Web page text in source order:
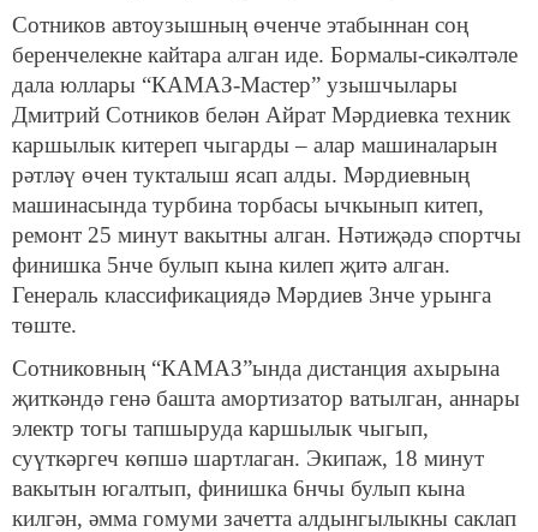
Сотников автоузышның өченче этабыннан соң
беренчелекне кайтара алган иде. Бормалы-сикәлтәле
дала юллары “КАМАЗ-Мастер” узышчылары
Дмитрий Сотников белән Айрат Мәрдиевка техник
каршылык китереп чыгарды – алар машиналарын
рәтләү өчен тукталыш ясап алды. Мәрдиевның
машинасында турбина торбасы ычкынып китеп,
ремонт 25 минут вакытны алган. Нәтиҗәдә спортчы
финишка 5нче булып кына килеп җитә алган.
Генераль классификациядә Мәрдиев 3нче урынга
төште.
Сотниковның “КАМАЗ”ында дистанция ахырына
җиткәндә генә башта амортизатор ватылган, аннары
электр тогы тапшыруда каршылык чыгып,
суүткәргеч көпшә шартлаган. Экипаж, 18 минут
вакытын югалтып, финишка 6нчы булып кына
килгән, әмма гомуми зачетта алдынгылыкны саклап